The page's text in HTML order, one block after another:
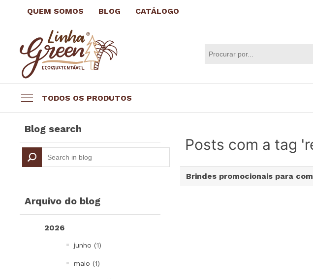
QUEM SOMOS BLOG CATÁLOGO
TODOS OS PRODUTOS
Brindes por até R$3,99
Brindes Ecológicos
Copos e Taças
Squeeze Personalizado
Escritório
Bowls, Baldes e Potes
To go e Viagem
Blog search
Arquivo do blog
2026
junho (1)
maio (1)
Posts com a tag
Brindes promocionais para